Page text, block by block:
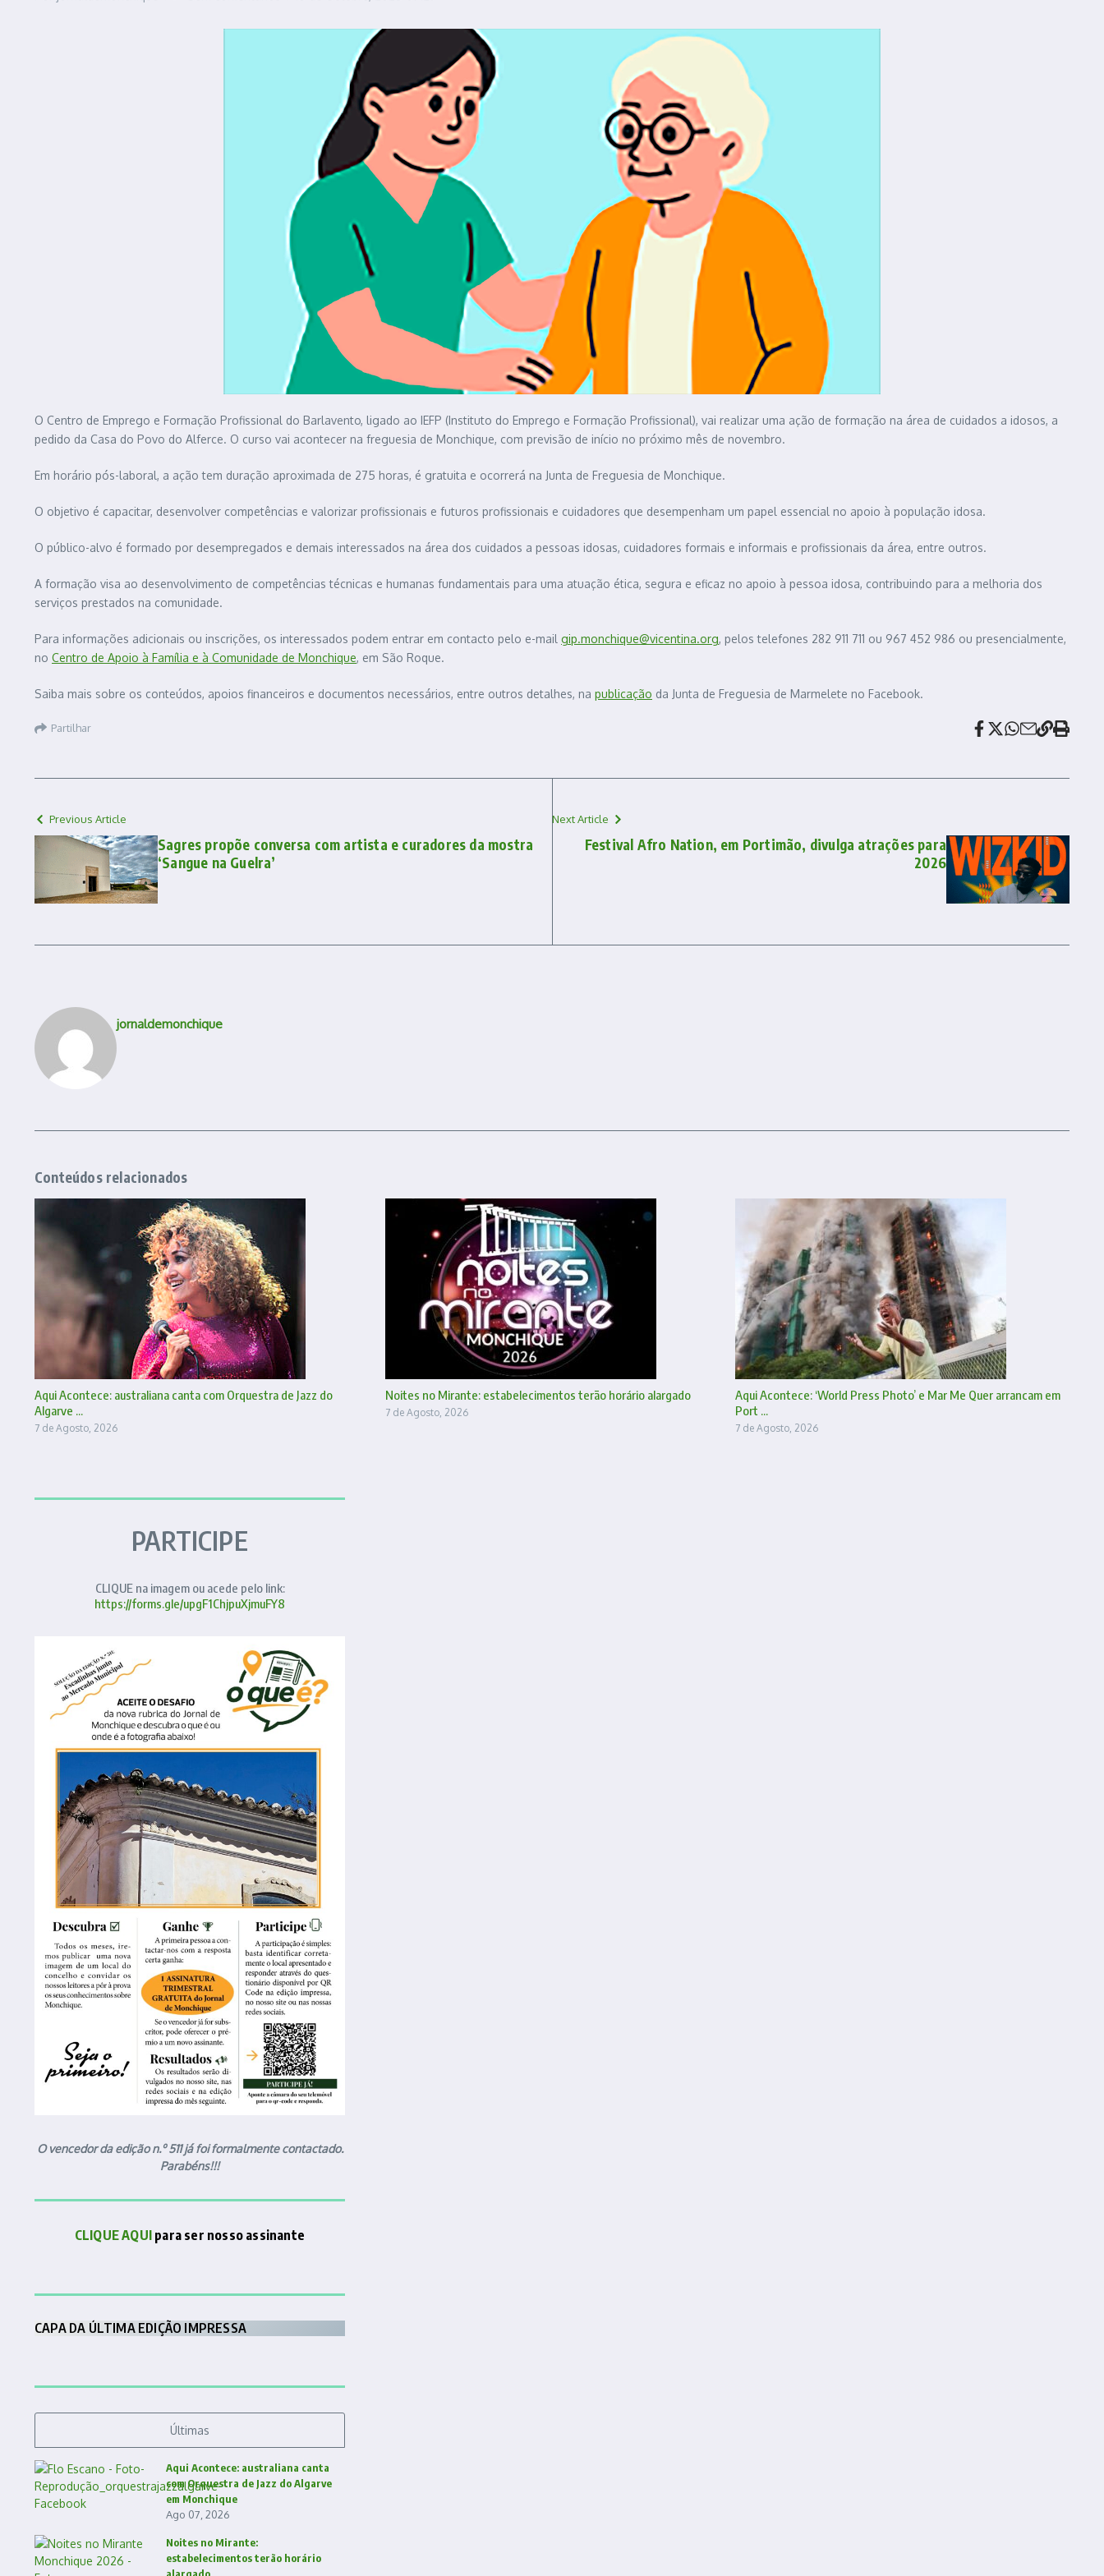
O Centro de Emprego e Formação Profissional do Barlavento, ligado ao IEFP (Instituto do Emprego e Formação Profissional), vai realizar uma ação de formação na área de cuidados a idosos, a
pedido da Casa do Povo do Alferce. O curso vai acontecer na freguesia de Monchique, com previsão de início no próximo mês de novembro.
Em horário pós-laboral, a ação tem duração aproximada de 275 horas, é gratuita e ocorrerá na Junta de Freguesia de Monchique.
O objetivo é capacitar, desenvolver competências e valorizar profissionais e futuros profissionais e cuidadores que desempenham um papel essencial no apoio à população idosa.
O público-alvo é formado por desempregados e demais interessados na área dos cuidados a pessoas idosas, cuidadores formais e informais e profissionais da área, entre outros.
A formação visa ao desenvolvimento de competências técnicas e humanas fundamentais para uma atuação ética, segura e eficaz no apoio à pessoa idosa, contribuindo para a melhoria dos
serviços prestados na comunidade.
Para informações adicionais ou inscrições, os interessados podem entrar em contacto pelo e-mail gip.monchique@vicentina.org, pelos telefones 282 911 711 ou 967 452 986 ou presencialmente,
no Centro de Apoio à Família e à Comunidade de Monchique, em São Roque.
Saiba mais sobre os conteúdos, apoios financeiros e documentos necessários, entre outros detalhes, na publicação da Junta de Freguesia de Marmelete no Facebook.
Partilhar
Previous Article
Sagres propõe conversa com artista e curadores da mostra
‘Sangue na Guelra’
Next Article
Festival Afro Nation, em Portimão, divulga atrações para
2026
jornaldemonchique
Conteúdos relacionados
Aqui Acontece: australiana canta com Orquestra de Jazz do
Algarve ...
7 de Agosto, 2026
Noites no Mirante: estabelecimentos terão horário alargado
7 de Agosto, 2026
Aqui Acontece: ‘World Press Photo’ e Mar Me Quer arrancam em
Port ...
7 de Agosto, 2026
PARTICIPE
CLIQUE na imagem ou acede pelo link:
https://forms.gle/upgF1ChjpuXjmuFY8
O vencedor da edição n.º 511 já foi formalmente contactado.
Parabéns!!!
CLIQUE AQUI para ser nosso assinante
CAPA DA ÚLTIMA EDIÇÃO IMPRESSA
Últimas
Aqui Acontece: australiana canta
com Orquestra de Jazz do Algarve
em Monchique
Ago 07, 2026
Noites no Mirante:
estabelecimentos terão horário
alargado